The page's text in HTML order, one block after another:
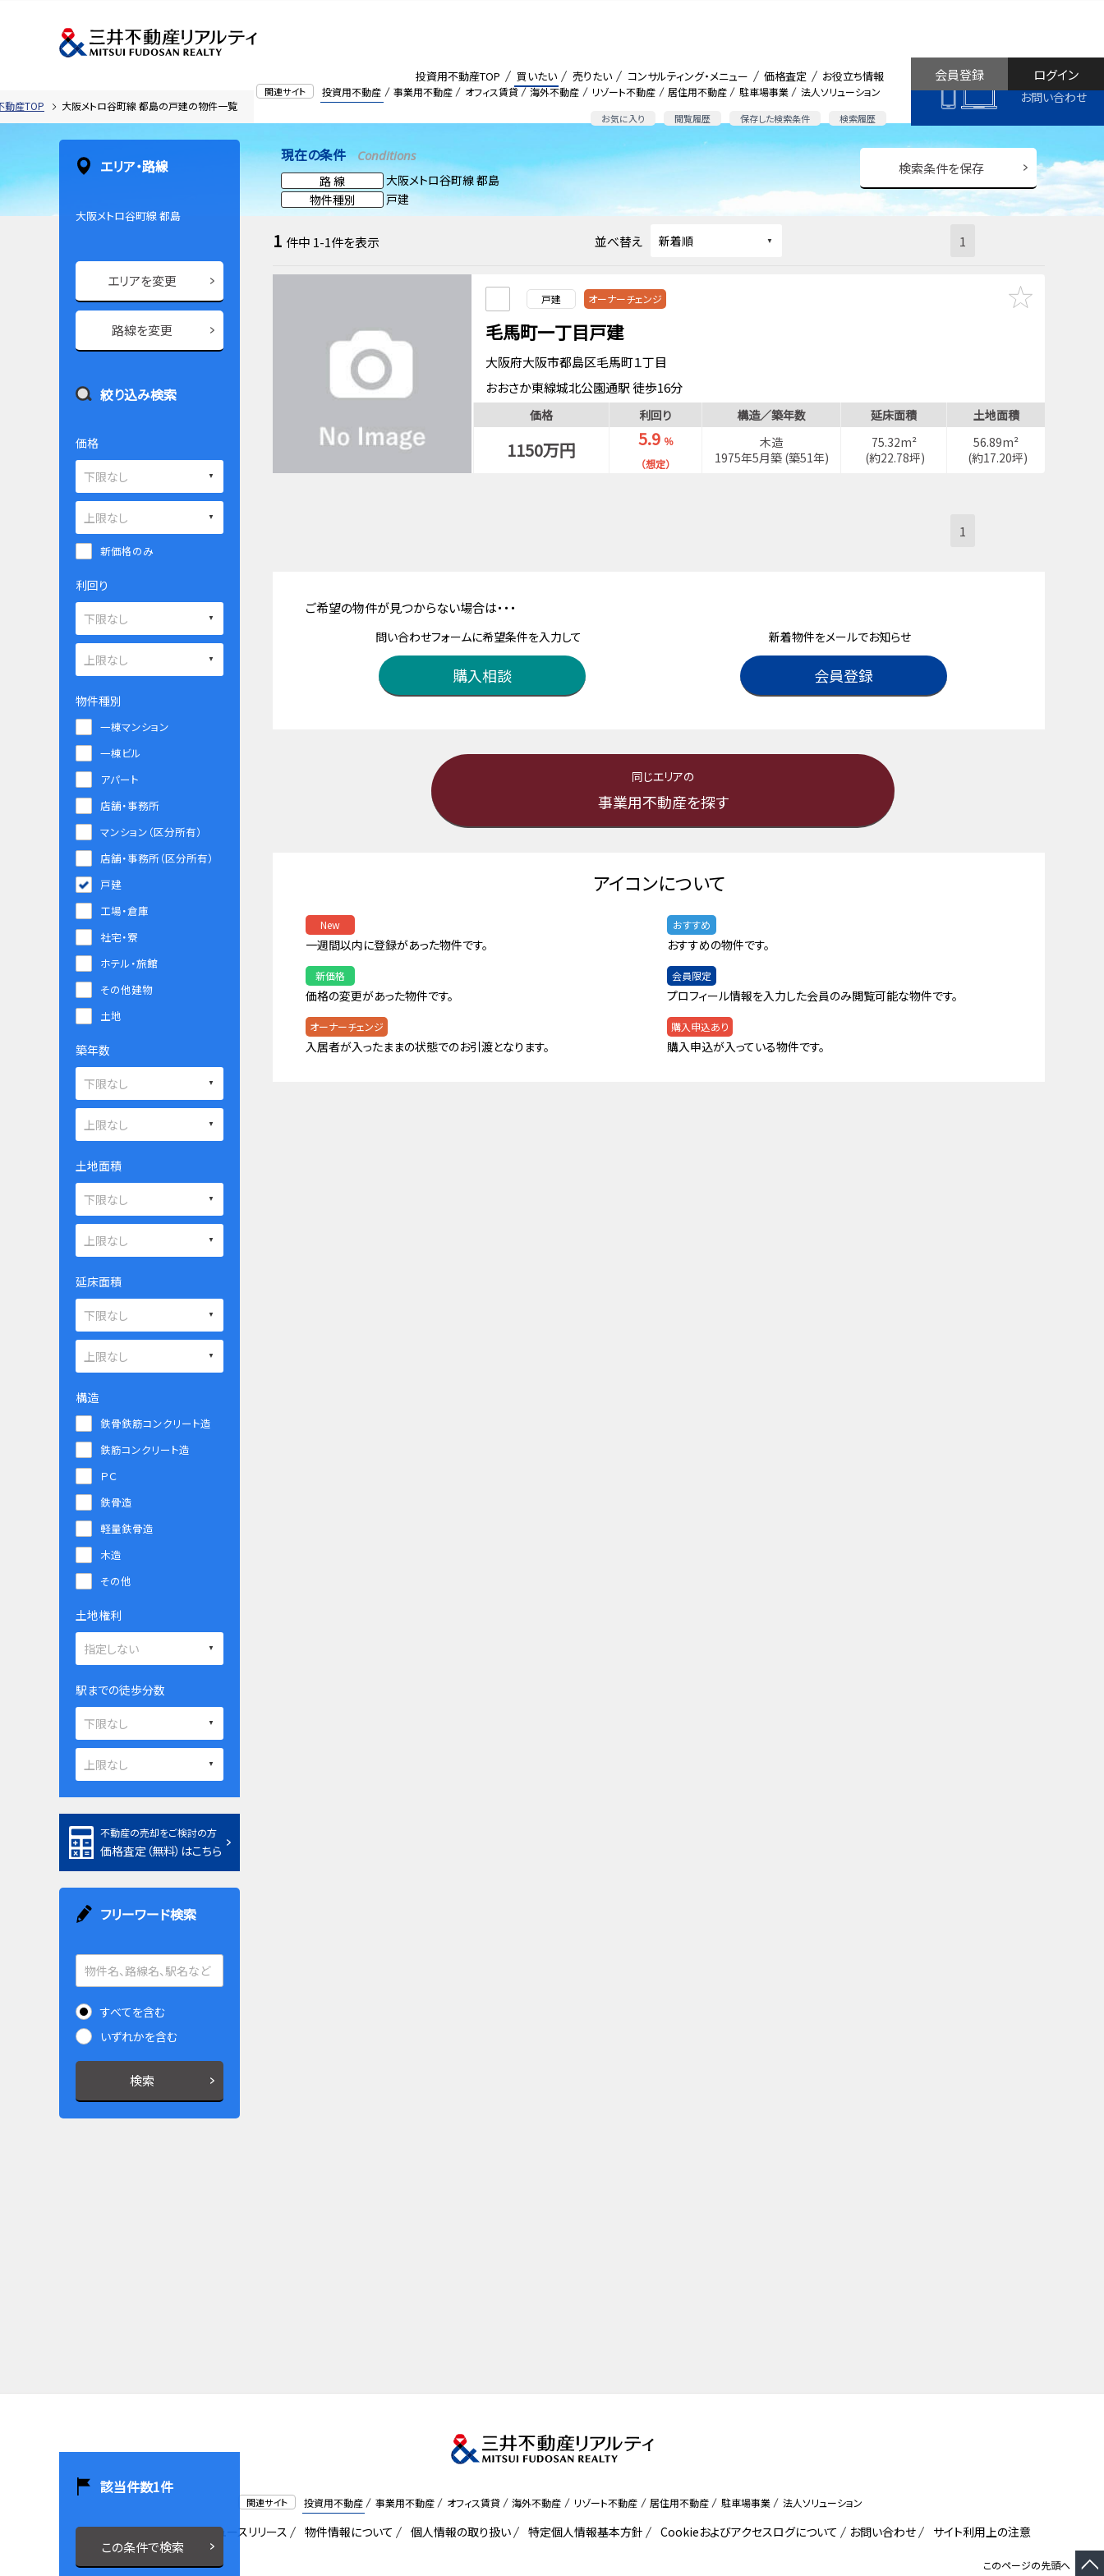
関連サイト 投資用不動産 事業用不動産 オフィス賃貸 海外不動産 リゾート不動産 居住用不動産 駐車場事業 法人ソリューション
お気に入り 閲覧履歴 保存した検索条件 検索履歴
投資用不動産TOP 買いたい 売りたい コンサルティング・メニュー 価格査定 お役立ち情報
お問い合わせ
ログイン
会員登録
動産TOP 大阪メトロ谷町線 都島の戸建の物件一覧
現在の条件 Conditions
路 線
大阪メトロ谷町線 都島
物件種別
戸建
検索条件を保存
1 件中 1-1件を表示 並べ替え 1
戸建 オーナーチェンジ
毛馬町一丁目戸建
大阪府大阪市都島区毛馬町１丁目
おおさか東線城北公園通駅 徒歩16分
大阪メトロ谷町線都島駅 徒歩20分
価格 利回り 構造／築年数 延床面積 土地面積
1150万円 5.9 ％
（想定）
木造
1975年5月築 (築51年)
75.32m²
(約22.78坪)
56.89m²
(約17.20坪)
1
ご希望の物件が見つからない場合は・・・
問い合わせフォームに希望条件を入力して
購入相談
新着物件をメールでお知らせ
会員登録
同じエリアの
事業用不動産を探す
アイコンについて
New
一週間以内に登録があった物件です。
おすすめ
おすすめの物件です。
新価格
価格の変更があった物件です。
会員限定
プロフィール情報を入力した会員のみ閲覧可能な物件です。
オーナーチェンジ
入居者が入ったままの状態でのお引渡となります。
購入申込あり
購入申込が入っている物件です。
エリア・路線
大阪メトロ谷町線 都島
エリアを変更
路線を変更
絞り込み検索
価格
新価格のみ
利回り
物件種別
一棟マンション
一棟ビル
アパート
店舗・事務所
マンション（区分所有）
店舗・事務所（区分所有）
戸建
工場・倉庫
社宅・寮
ホテル・旅館
その他建物
土地
築年数
土地面積
延床面積
構造
鉄骨鉄筋コンクリート造
鉄筋コンクリート造
ＰＣ
鉄骨造
軽量鉄骨造
木造
その他
土地権利
駅までの徒歩分数
該当件数1件
この条件で検索
不動産の売却をご検討の方
価格査定（無料）はこちら
フリーワード検索
すべてを含む
いずれかを含む
検索
このページの先頭へ
関連サイト 投資用不動産 事業用不動産 オフィス賃貸 海外不動産 リゾート不動産 居住用不動産 駐車場事業 法人ソリューション
会社概要 採用情報 ニュースリリース 物件情報について 個人情報の取り扱い 特定個人情報基本方針 Cookieおよびアクセスログについて お問い合わせ サイト利用上の注意